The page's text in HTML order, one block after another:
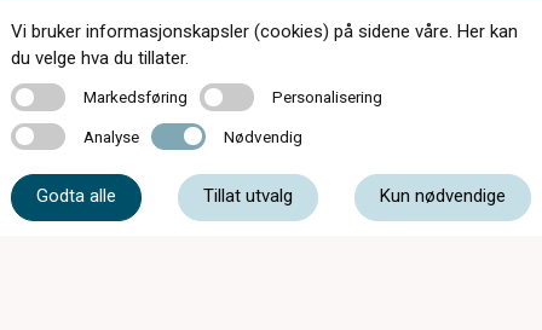
168 butikker over hele landet
Bestill synstest
Finn butikk
Tips og råd
Vi bruker informasjonskapsler (cookies) på sidene våre. Her kan
du velge hva du tillater.
MarkedsføringMarkedsføring PersonaliseringPersonalisering
Analyse Analyse Nødvendig Nødvendig
Godta alle Tillat utvalg Kun nødvendige